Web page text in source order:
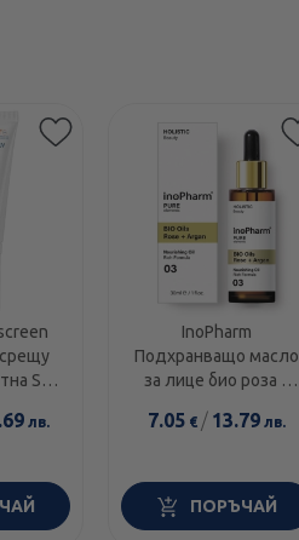
SPF
лв.
InoPharm
Подхранващо масло
за лице био роза и
7.05 € / 13.79 лв.
ПОРЪЧАЙ